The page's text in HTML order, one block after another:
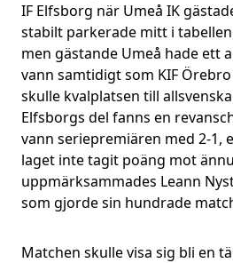
IF Elfsborg när Umeå IK
stabilt parkerade mitt i
men gästande Umeå hade ett
vann samtidigt som KIF
skulle kvalplatsen till
Elfsborgs del fanns en
vann seriepremiären med 2-1,
laget inte tagit poäng mot
uppmärksammades Leann
som gjorde sin hundrade
Matchen skulle visa sig bli en